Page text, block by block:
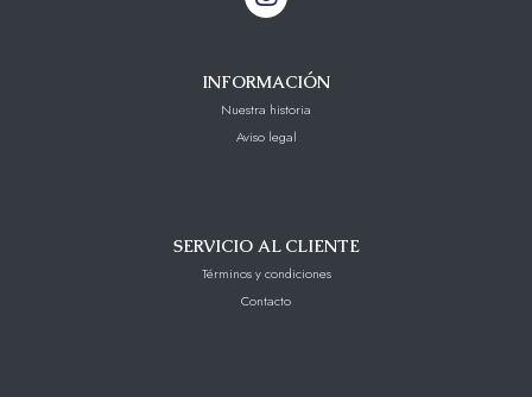
INFORMACIÓN
Nuestra historia
Aviso legal
SERVICIO AL CLIENTE
Términos y condiciones
Contacto